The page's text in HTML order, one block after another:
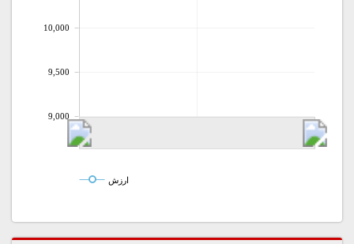
9,000
9,500
10,000
ارزش